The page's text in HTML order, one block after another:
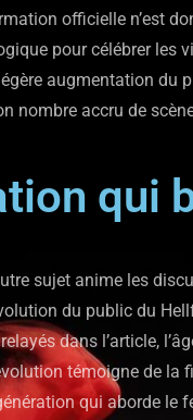
officielle n’est
pour célébrer les
augmentation du
nombre accru de
qui
sujet anime les
du public du
dans l’article,
témoigne de la
qui aborde